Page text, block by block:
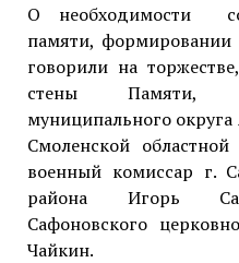
О необходимости
памяти,
говорили на
стены Памяти,
муниципального
Смоленской
военный комиссар г.
района Игорь
Сафоновского
Чайкин.